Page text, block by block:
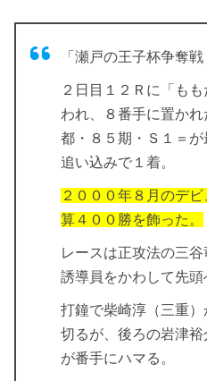
「瀬戸の王子杯争奪
２日目１２Ｒに「も
われ、８番手に置か
都・８５期・Ｓ１＝
追い込みで１着。
２０００年８月のデ
算４００勝を飾った。
レースは正攻法の三
誘導員をかわして先頭
打鐘で柴崎淳（三重
切るが、後ろの岩津
が番手にハマる。